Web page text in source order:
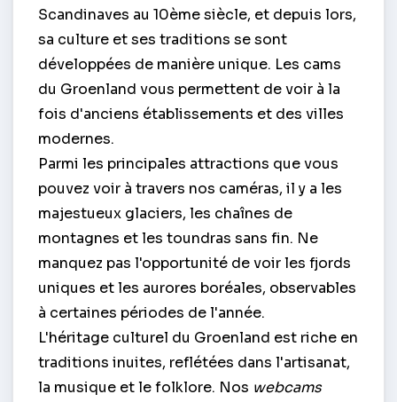
Scandinaves au 10ème siècle, et depuis lors,
sa culture et ses traditions se sont
développées de manière unique. Les cams
du Groenland vous permettent de voir à la
fois d'anciens établissements et des villes
modernes.
Parmi les principales attractions que vous
pouvez voir à travers nos caméras, il y a les
majestueux glaciers, les chaînes de
montagnes et les toundras sans fin. Ne
manquez pas l'opportunité de voir les fjords
uniques et les aurores boréales, observables
à certaines périodes de l'année.
L'héritage culturel du Groenland est riche en
traditions inuites, reflétées dans l'artisanat,
la musique et le folklore. Nos webcams